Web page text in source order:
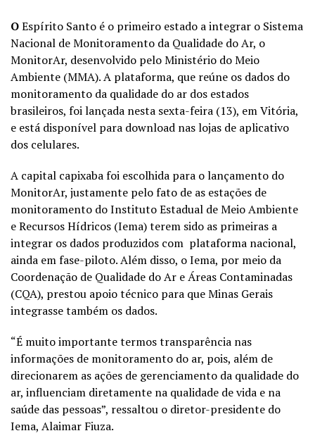
OEspírito Santo é o primeiro estado a integrar o Sistema
Nacional de Monitoramento da Qualidade do Ar, o
MonitorAr, desenvolvido pelo Ministério do Meio
Ambiente (MMA). A plataforma, que reúne os dados do
monitoramento da qualidade do ar dos estados
brasileiros, foi lançada nesta sexta-feira (13), em Vitória,
e está disponível para download nas lojas de aplicativo
dos celulares.
A capital capixaba foi escolhida para o lançamento do
MonitorAr, justamente pelo fato de as estações de
monitoramento do Instituto Estadual de Meio Ambiente
e Recursos Hídricos (Iema) terem sido as primeiras a
integrar os dados produzidos com plataforma nacional,
ainda em fase-piloto. Além disso, o Iema, por meio da
Coordenação de Qualidade do Ar e Áreas Contaminadas
(CQA), prestou apoio técnico para que Minas Gerais
integrasse também os dados.
“É muito importante termos transparência nas
informações de monitoramento do ar, pois, além de
direcionarem as ações de gerenciamento da qualidade do
ar, influenciam diretamente na qualidade de vida e na
saúde das pessoas”, ressaltou o diretor-presidente do
Iema, Alaimar Fiuza.